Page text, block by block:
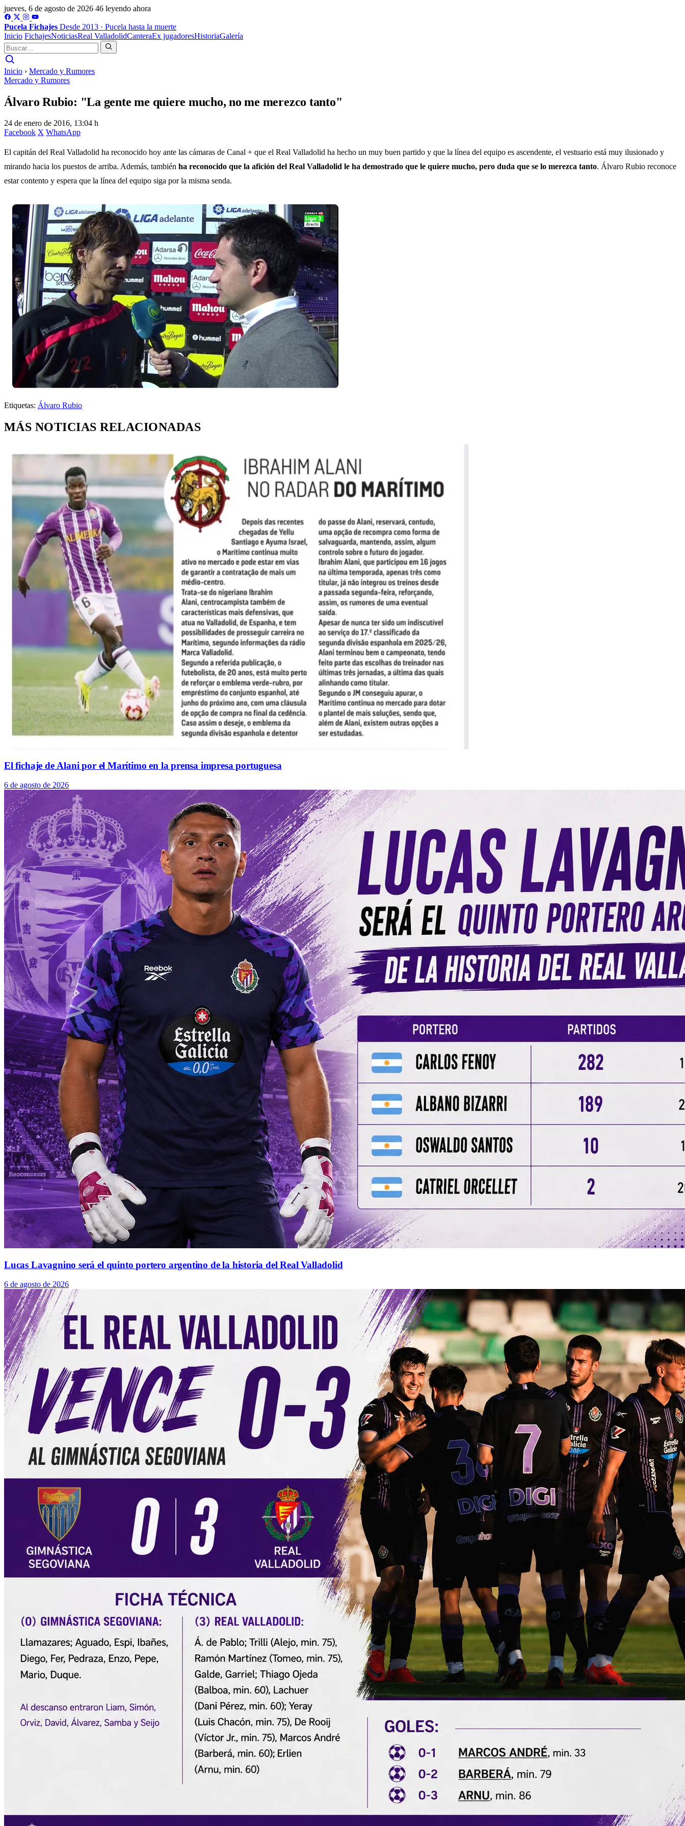
jueves, 6 de agosto de 2026 46 leyendo ahora
Pucela Fichajes Desde 2013 · Pucela hasta la muerte
Inicio FichajesNoticiasReal ValladolidCanteraEx jugadoresHistoriaGalería
Inicio › Mercado y Rumores
Mercado y Rumores
Álvaro Rubio: "La gente me quiere mucho, no me merezco tanto"
24 de enero de 2016, 13:04 h
Facebook X WhatsApp
El capitán del Real Valladolid ha reconocido hoy ante las cámaras de Canal + que el Real Valladolid ha hecho un muy buen partido y que la línea del equipo es ascendente, el vestuario está muy ilusionado y
mirando hacia los puestos de arriba. Además, también ha reconocido que la afición del Real Valladolid le ha demostrado que le quiere mucho, pero duda que se lo merezca tanto. Álvaro Rubio reconoce
estar contento y espera que la línea del equipo siga por la misma senda.
Etiquetas: Álvaro Rubio
MÁS NOTICIAS RELACIONADAS
El fichaje de Alani por el Marítimo en la prensa impresa portuguesa
6 de agosto de 2026
Lucas Lavagnino será el quinto portero argentino de la historia del Real Valladolid
6 de agosto de 2026